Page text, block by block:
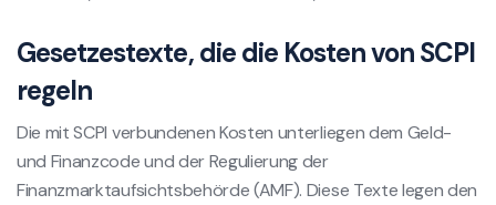
Gesetzestexte, die die Kosten von SCPI
regeln
Die mit SCPI verbundenen Kosten unterliegen dem Geld-
und Finanzcode und der Regulierung der
Finanzmarktaufsichtsbehörde (AMF). Diese Texte legen den